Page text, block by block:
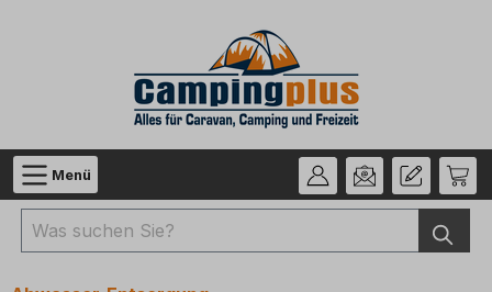
Zum Hauptinhalt springen
Menü